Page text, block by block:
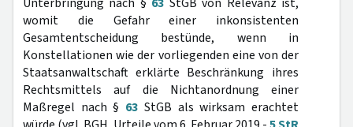
womit die Gefahr einer inkonsistenten
Gesamtentscheidung bestünde, wenn in
Konstellationen wie der vorliegenden eine von der
Staatsanwaltschaft erklärte Beschränkung ihres
Rechtsmittels auf die Nichtanordnung einer
Maßregel nach § 63 StGB als wirksam erachtet